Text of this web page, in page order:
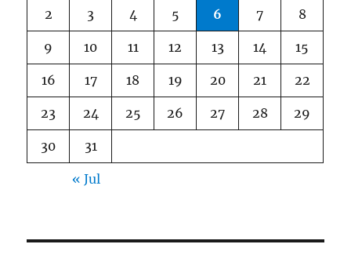
2 3 4 5 6 7 8
9 10 11 12 13 14 15
16 17 18 19 20 21 22
23 24 25 26 27 28 29
30 31
« Jul